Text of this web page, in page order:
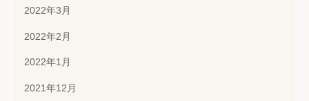
2022年3月
2022年2月
2022年1月
2021年12月